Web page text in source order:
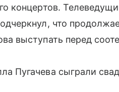
концертов.
что
выступать перед
Пугачева сыграли